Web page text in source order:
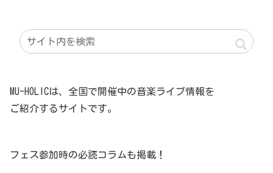
MU-HOLICは、全国で開催中の音楽ライブ情報を
ご紹介するサイトです。
フェス参加時の必読コラムも掲載！